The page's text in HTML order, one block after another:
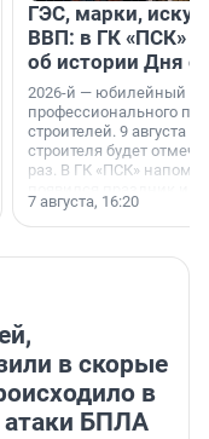
ГЭС, марки,
ВВП: в ГК «ПСК»
об истории Дня
2026-й — юбилейный
профессионального
строителей. 9 августа
строителя будет
раз. В ГК «ПСК»
поменялась роль
7 августа, 16:20
в скорые
в
атаки БПЛА